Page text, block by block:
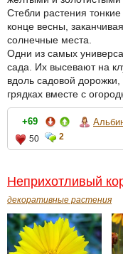
Стебли растения
конце весны,
солнечные места.
Одни из самых
сада. Их высевают на
вдоль садовой
грядках вместе с
+69
50
2
Неприхотливый
декоративные растения